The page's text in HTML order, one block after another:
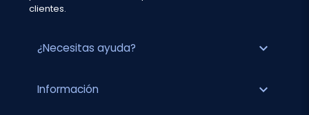
clientes.
¿Necesitas ayuda? expand_more
Información expand_more